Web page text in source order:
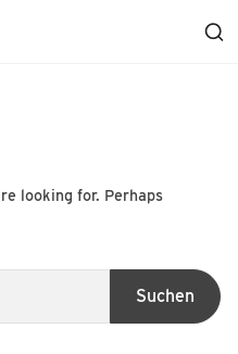
looking for. Perhaps